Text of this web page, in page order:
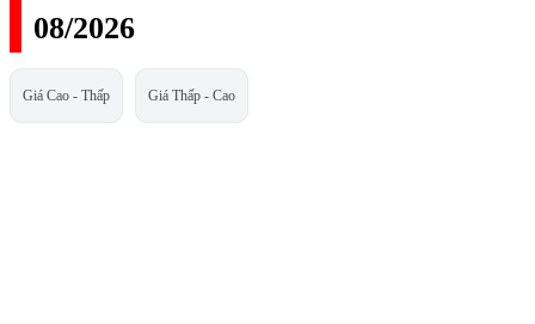
08/2026
Giá Cao - Thấp Giá Thấp - Cao